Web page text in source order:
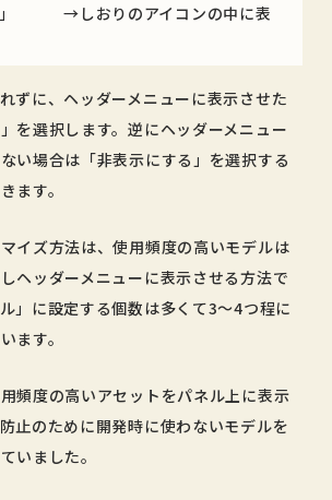
」 →しおりのアイコンの中に表
ずに、ヘッダーメニューに表示させた
を選択します。逆にヘッダーメニュー
い場合は「非表示にする」を選択する
ます。
イズ方法は、使用頻度の高いモデルは
しヘッダーメニューに表示させる方法で
」に設定する個数は多くて3〜4つ程に
ます。
頻度の高いアセットをパネル上に表示
止のために開発時に使わないモデルを
いました。